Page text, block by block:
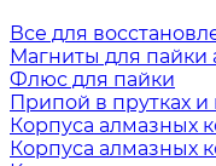
Все для
Магниты для пайки
Флюс для пайки
Припой в прутках и
Корпуса алмазных
Корпуса алмазных